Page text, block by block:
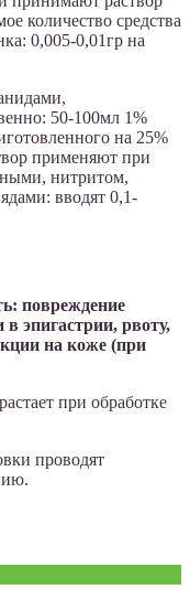
количество средства
0,005-0,01гр на
50-100мл 1%
на 25%
применяют при
нитритом,
вводят 0,1-
повреждение
эпигастрии, рвоту,
на коже (при
при обработке
проводят